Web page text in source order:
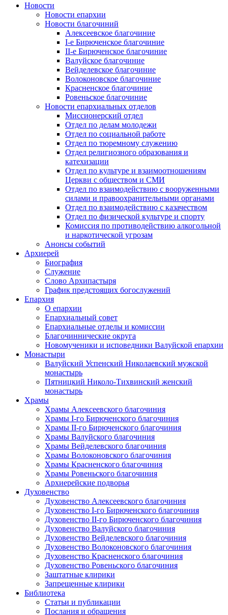
Новости
Новости епархии
Новости благочиний
Алексеевское благочиние
I-е Бирюченское благочиние
II-е Бирюченское благочиние
Валуйское благочиние
Вейделевское благочиние
Волоконовское благочиние
Красненское благочиние
Ровеньское благочиние
Новости епархиальных отделов
Миссионерский отдел
Отдел по делам молодежи
Отдел по социальной работе
Отдел по тюремному служению
Отдел религиозного образования и
катехизации
Отдел по культуре и взаимоотношениям
Церкви с обществом и СМИ
Отдел по взаимодействию с вооруженными
силами и правоохранительными органами
Отдел по взаимодействию с казачеством
Отдел по физической культуре и спорту
Комиссия по противодействию алкогольной
и наркотической угрозам
Анонсы событий
Архиерей
Биография
Служение
Слово Архипастыря
График предстоящих богослужений
Епархия
О епархии
Епархиальный совет
Епархиальные отделы и комиссии
Благочиннические округа
Новомученики и исповедники Валуйской епархии
Монастыри
Валуйский Успенский Николаевский мужской
монастырь
Пятницкий Николо-Тихвинский женский
монастырь
Храмы
Храмы Алексеевского благочиния
Храмы I-го Бирюченского благочиния
Храмы II-го Бирюченского благочиния
Храмы Валуйского благочиния
Храмы Вейделевского благочиния
Храмы Волоконовского благочиния
Храмы Красненского благочиния
Храмы Ровеньского благочиния
Архиерейские подворья
Духовенство
Духовенство Алексеевского благочиния
Духовенство I-го Бирюченского благочиния
Духовенство II-го Бирюченского благочиния
Духовенство Валуйского благочиния
Духовенство Вейделевского благочиния
Духовенство Волоконовского благочиния
Духовенство Красненского благочиния
Духовенство Ровеньского благочиния
Заштатные клирики
Запрещенные клирики
Библиотека
Статьи и публикации
Послания и обращения